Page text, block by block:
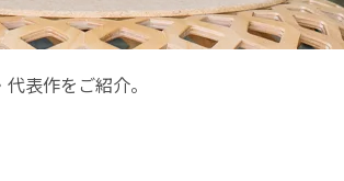
表作をご紹介。